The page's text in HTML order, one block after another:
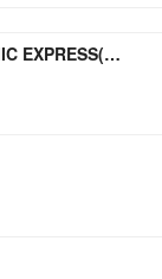
TO THE NIGHT OF THE COSMIC EXPRESS(Last Laugh/ぐるぐる/銀河鉄道の夜に/Seize the day)